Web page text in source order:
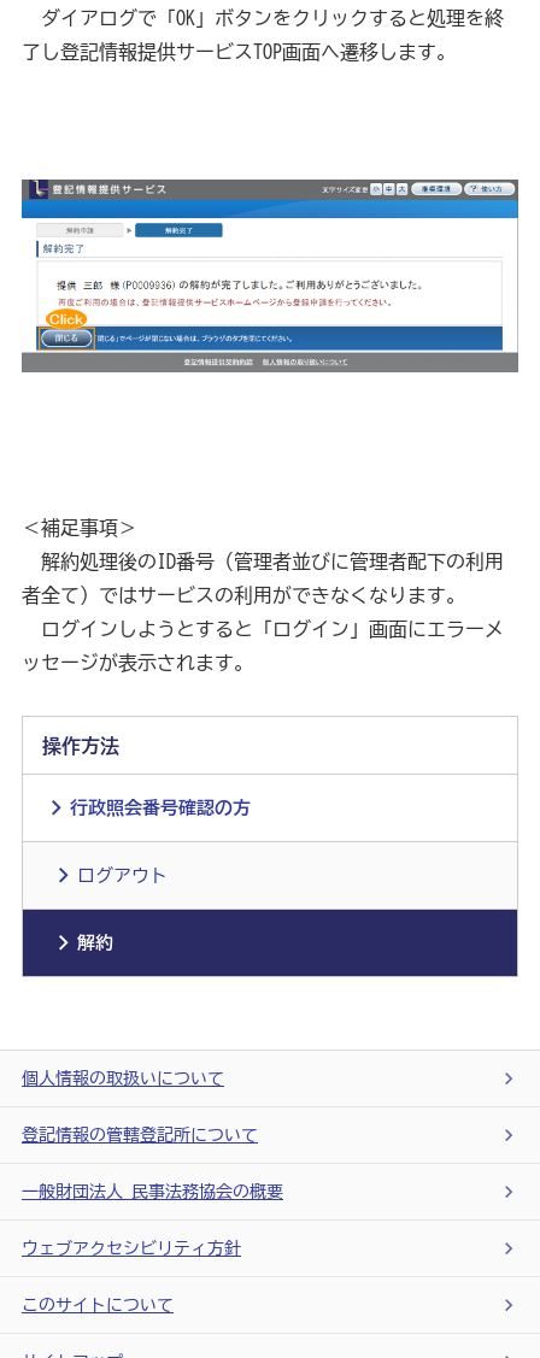
操作方法
行政照会番号確認の方
ログアウト
解約
ダイアログで「OK」ボタンをクリックすると処理を終
了し登記情報提供サービスTOP画面へ遷移します。
＜補足事項＞
解約処理後のID番号（管理者並びに管理者配下の利用
者全て）ではサービスの利用ができなくなります。
ログインしようとすると「ログイン」画面にエラーメ
ッセージが表示されます。
個人情報の取扱いについて
登記情報の管轄登記所について
一般財団法人 民事法務協会の概要
ウェブアクセシビリティ方針
このサイトについて